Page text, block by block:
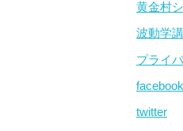
黄金村
波動学
プライ
twitter